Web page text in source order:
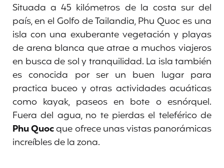
Situada a 45 kilómetros de la costa sur del
país, en el Golfo de Tailandia, Phu Quoc es una
isla con una exuberante vegetación y playas
de arena blanca que atrae a muchos viajeros
en busca de sol y tranquilidad. La isla también
es conocida por ser un buen lugar para
practica buceo y otras actividades acuáticas
como kayak, paseos en bote o esnórquel.
Fuera del agua, no te pierdas el teleférico de
Phu Quocque ofrece unas vistas panorámicas
increíbles de la zona.